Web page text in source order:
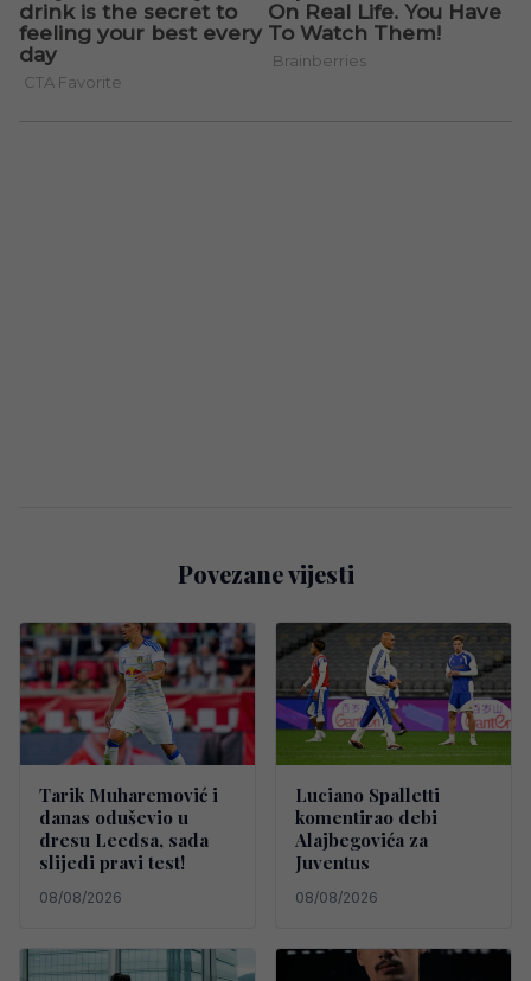
Povezane vijesti
Tarik Muharemović i
danas oduševio u
dresu Leedsa, sada
slijedi pravi test!
08/08/2026
Luciano Spalletti
komentirao debi
Alajbegovića za
Juventus
08/08/2026